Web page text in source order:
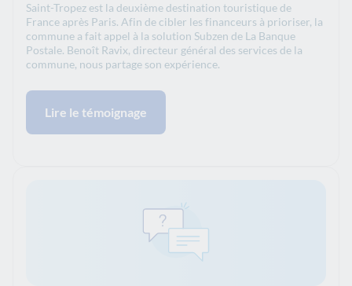
Saint-Tropez est la deuxième destination touristique de
France après Paris. Afin de cibler les financeurs à prioriser, la
commune a fait appel à la solution Subzen de La Banque
Postale. Benoît Ravix, directeur général des services de la
commune, nous partage son expérience.
Lire le témoignage